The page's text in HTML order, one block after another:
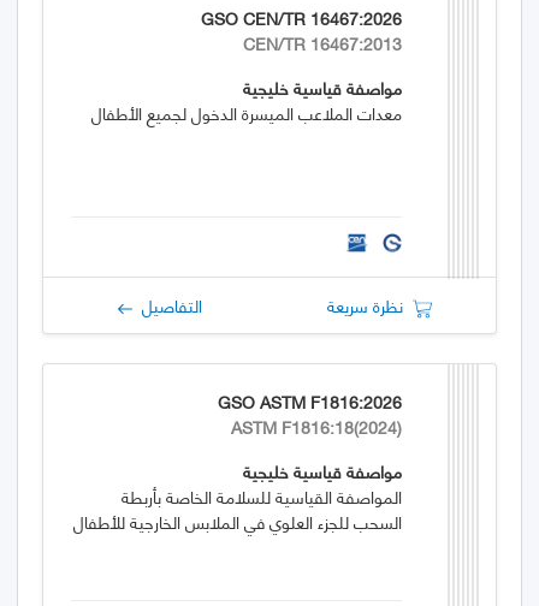
GSO CEN/TR 16467:2026
CEN/TR 16467:2013
مواصفة قياسية خليجية
معدات الملاعب الميسرة الدخول لجميع الأطفال
نظرة سريعة التفاصيل
GSO ASTM F1816:2026
ASTM F1816:18(2024)
مواصفة قياسية خليجية
المواصفة القياسية للسلامة الخاصة بأربطة
السحب للجزء العلوي في الملابس الخارجية للأطفال